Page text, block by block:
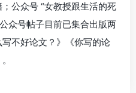
公众号 “女教授跟生活的死
众号帖子目前已集合出版两
不好论文？》《你写的论